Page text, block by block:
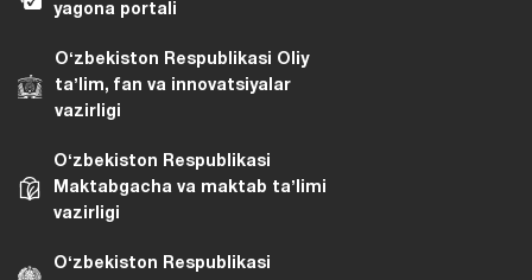
yagona portali
Oʻzbekiston Respublikasi Oliy
taʼlim, fan va innovatsiyalar
vazirligi
Oʻzbekiston Respublikasi
Maktabgacha va maktab taʼlimi
vazirligi
Oʻzbekiston Respublikasi